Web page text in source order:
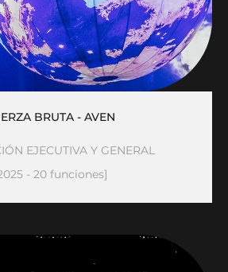
BRUTA - AVEN
EJECUTIVA Y GENERAL
- 20 funciones]